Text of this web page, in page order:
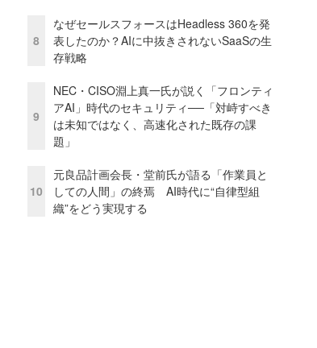
8
なぜセールスフォースはHeadless 360を発
表したのか？AIに中抜きされないSaaSの生
存戦略
9
NEC・CISO淵上真一氏が説く「フロンティ
アAI」時代のセキュリティ──「対峙すべき
は未知ではなく、高速化された既存の課
題」
10
元良品計画会長・堂前氏が語る「作業員と
しての人間」の終焉 AI時代に“自律型組
織”をどう実現する